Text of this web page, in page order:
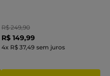
R$ 249,90
R$ 149,99
4x R$ 37,49 sem juros